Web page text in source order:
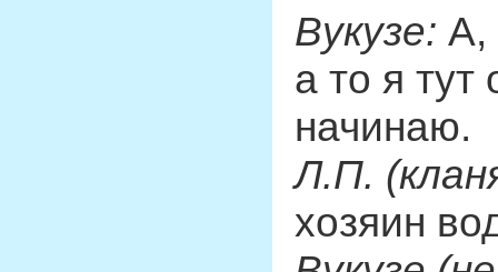
Вукузе: А,
а то я тут
начинаю.
Л.П.
хозяин